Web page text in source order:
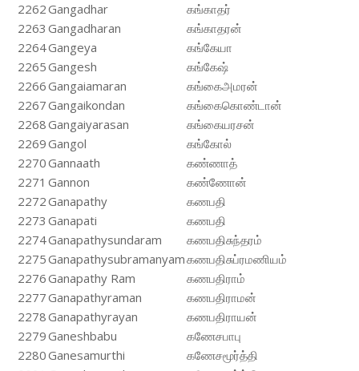
2262Gangadhar
கங்காதர்
2263 Gangadharan
கங்காதரன்
2264Gangeya
கங்கேயா
2265Gangesh
கங்கேஷ்
2266Gangaiamaran
கங்கைஅமரன்
2267Gangaikondan
கங்கைகொண்டான்
2268Gangaiyarasan
கங்கையரசன்
2269Gangol
கங்கோல்
2270Gannaath
கண்ணாத்
2271 Gannon
கண்ணோன்
2272Ganapathy
கணபதி
2273 Ganapati
கணபதி
2274Ganapathysundaram
கணபதிசுந்தரம்
2275Ganapathysubramanyamகணபதிசுப்ரமணியம்
2276Ganapathy Ram
கணபதிராம்
2277Ganapathyraman
கணபதிராமன்
2278Ganapathyrayan
கணபதிராயன்
2279Ganeshbabu
கணேசபாபு
2280Ganesamurthi
கணேசமூர்த்தி